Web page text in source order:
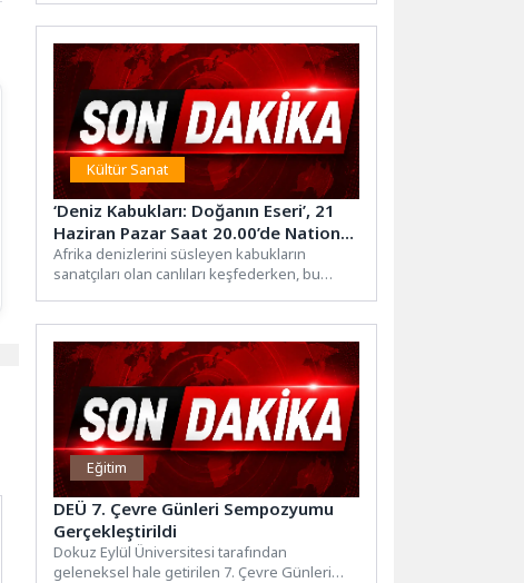
Kültür Sanat
‘Deniz Kabukları: Doğanın Eseri’, 21
Haziran Pazar Saat 20.00’de National
Geographic WILD Ekranlarında!
Afrika denizlerini süsleyen kabukların
sanatçıları olan canlıları keşfederken, bu
Eğitim
DEÜ 7. Çevre Günleri Sempozyumu
Gerçekleştirildi
Dokuz Eylül Üniversitesi tarafından
geleneksel hale getirilen 7. Çevre Günleri